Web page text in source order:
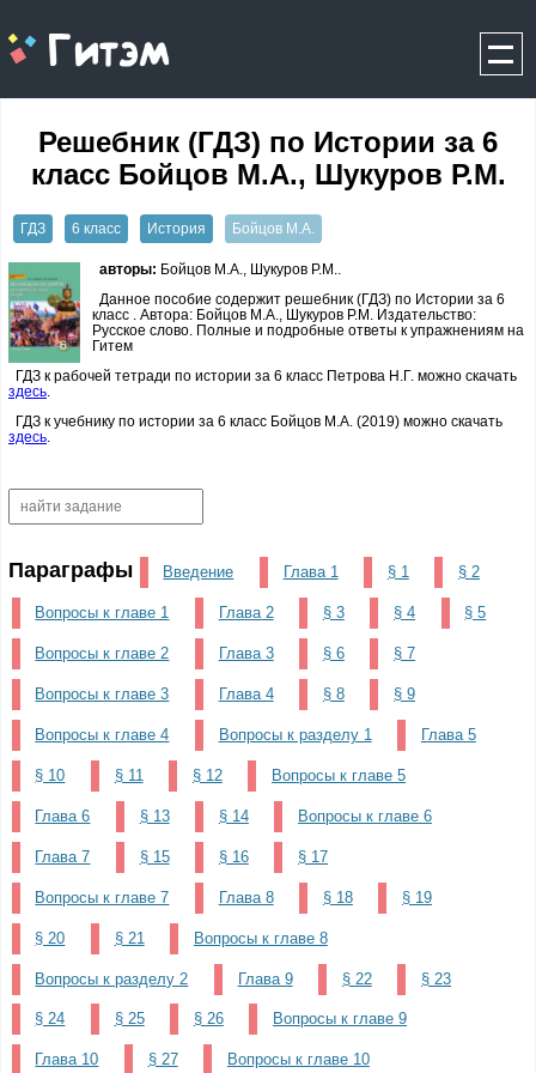
gitem.me
Решебник (ГДЗ) по Истории за 6
класс Бойцов М.А., Шукуров Р.М.
ГДЗ 6 класс История Бойцов М.А.
авторы: Бойцов М.А., Шукуров Р.М..
Данное пособие содержит решебник (ГДЗ) по Истории за 6
класс . Автора: Бойцов М.А., Шукуров Р.М. Издательство:
Русское слово. Полные и подробные ответы к упражнениям на
Гитем
ГДЗ к рабочей тетради по истории за 6 класс Петрова Н.Г. можно скачать
здесь
ГДЗ к учебнику по истории за 6 класс Бойцов М.А. (2019) можно скачать
здесь
Параграфы Введение Глава 1 § 1 § 2
Вопросы к главе 1 Глава 2 § 3 § 4 § 5
Вопросы к главе 2 Глава 3 § 6 § 7
Вопросы к главе 3 Глава 4 § 8 § 9
Вопросы к главе 4 Вопросы к разделу 1 Глава 5
§ 10 § 11 § 12 Вопросы к главе 5
Глава 6 § 13 § 14 Вопросы к главе 6
Глава 7 § 15 § 16 § 17
Вопросы к главе 7 Глава 8 § 18 § 19
§ 20 § 21 Вопросы к главе 8
Вопросы к разделу 2 Глава 9 § 22 § 23
§ 24 § 25 § 26 Вопросы к главе 9
Глава 10 § 27 Вопросы к главе 10